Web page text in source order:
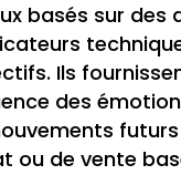
basés sur
Ils
des
ou de vente